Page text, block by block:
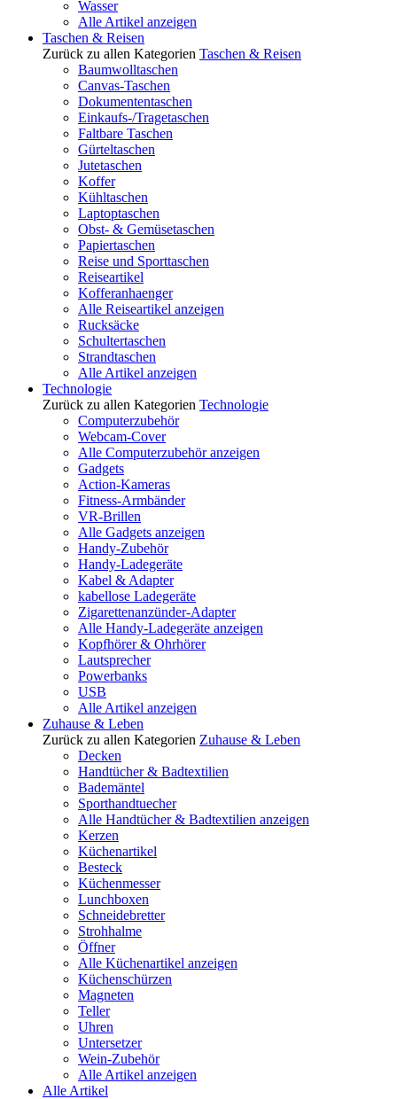
Wasser
Alle Artikel anzeigen
Taschen & Reisen
Zurück zu allen Kategorien Taschen & Reisen
Baumwolltaschen
Canvas-Taschen
Dokumententaschen
Einkaufs-/Tragetaschen
Faltbare Taschen
Gürteltaschen
Jutetaschen
Koffer
Kühltaschen
Laptoptaschen
Obst- & Gemüsetaschen
Papiertaschen
Reise und Sporttaschen
Reiseartikel
Kofferanhaenger
Alle Reiseartikel anzeigen
Rucksäcke
Schultertaschen
Strandtaschen
Alle Artikel anzeigen
Technologie
Zurück zu allen Kategorien Technologie
Computerzubehör
Webcam-Cover
Alle Computerzubehör anzeigen
Gadgets
Action-Kameras
Fitness-Armbänder
VR-Brillen
Alle Gadgets anzeigen
Handy-Zubehör
Handy-Ladegeräte
Kabel & Adapter
kabellose Ladegeräte
Zigarettenanzünder-Adapter
Alle Handy-Ladegeräte anzeigen
Kopfhörer & Ohrhörer
Lautsprecher
Powerbanks
USB
Alle Artikel anzeigen
Zuhause & Leben
Zurück zu allen Kategorien Zuhause & Leben
Decken
Handtücher & Badtextilien
Bademäntel
Sporthandtuecher
Alle Handtücher & Badtextilien anzeigen
Kerzen
Küchenartikel
Besteck
Küchenmesser
Lunchboxen
Schneidebretter
Strohhalme
Öffner
Alle Küchenartikel anzeigen
Küchenschürzen
Magneten
Teller
Uhren
Untersetzer
Wein-Zubehör
Alle Artikel anzeigen
Alle Artikel